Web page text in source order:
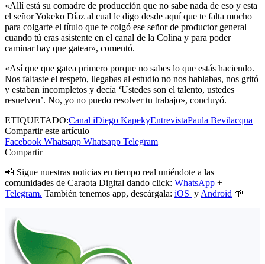
«Allí está su comadre de producción que no sabe nada de eso y esta
el señor Yokeko Díaz al cual le digo desde aquí que te falta mucho
para colgarte el título que te colgó ese señor de productor general
cuando tú eras asistente en el canal de la Colina y para poder
caminar hay que gatear», comentó.
«Así que que gatea primero porque no sabes lo que estás haciendo.
Nos faltaste el respeto, llegabas al estudio no nos hablabas, nos gritó
y estaban incompletos y decía ‘Ustedes son el talento, ustedes
resuelven’. No, yo no puedo resolver tu trabajo», concluyó.
ETIQUETADO:Canal iDiego KapekyEntrevistaPaula Bevilacqua
Compartir este artículo
Facebook Whatsapp Whatsapp Telegram
Compartir
📲 Sigue nuestras noticias en tiempo real uniéndote a las
comunidades de Caraota Digital dando click: WhatsApp +
Telegram. También tenemos app, descárgala: iOS yAndroid 🌱